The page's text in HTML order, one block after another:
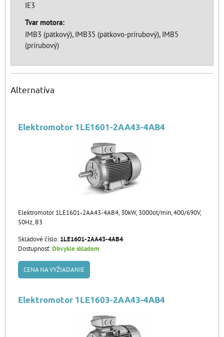
IE3
Tvar motora:
IMB3 (pätkový), IMB35 (pätkovo-prírubový), IMB5
(prírubový)
Alternatíva
Elektromotor 1LE1601-2AA43-4AB4
Elektromotor 1LE1601-2AA43-4AB4, 30kW, 3000ot/min, 400/690V,
50Hz, B3
Skladové číslo: 1LE1601-2AA43-4AB4
Dostupnosť:Obvykle skladom
CENA NA VYŽIADANIE
Elektromotor 1LE1603-2AA43-4AB4